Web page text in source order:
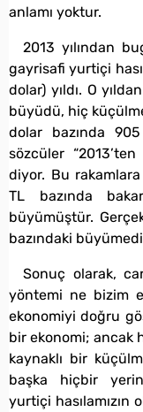
anlamı yoktur.
2013 yılından
gayrisafi yurtiçi
dolar) yıldı. O
büyüdü, hiç
dolar bazında
sözcüler
diyor. Bu
TL bazında
büyümüştür.
bazındaki
Sonuç olarak,
yöntemi ne bizim
ekonomiyi doğru
bir ekonomi; ancak
kaynaklı bir
başka hiçbir
yurtiçi